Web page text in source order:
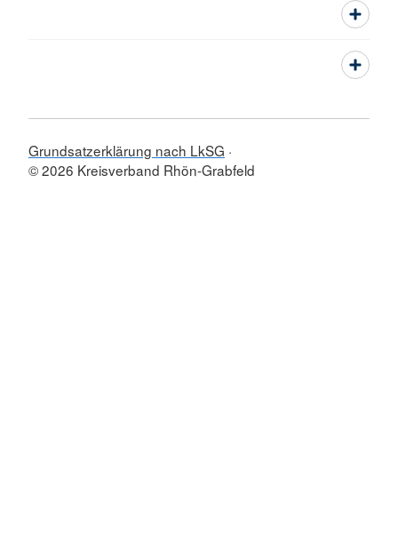
Grundsatzerklärung nach LkSG
© 2026 Kreisverband Rhön-Grabfeld